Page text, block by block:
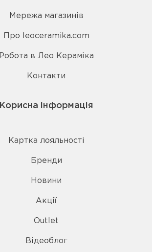
Мережа магазинів
Про leoceramika.com
Робота в Лео Кераміка
Контакти
Корисна інформація
Картка лояльності
Бренди
Новини
Акції
Outlet
Відеоблог